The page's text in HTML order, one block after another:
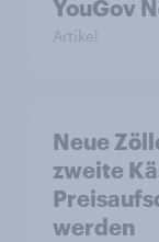
YouGov
Artikel
Neue
zweite
Preisaufschlägen
werden